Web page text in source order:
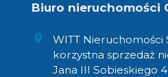
Biuro nieruchomości
WITT Nieruchomości
korzystna sprzedaż
Jana III Sobieskiego 4